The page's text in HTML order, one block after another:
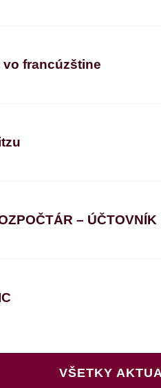
vo francúzštine
– ÚČTOVNÍK
VŠETKY